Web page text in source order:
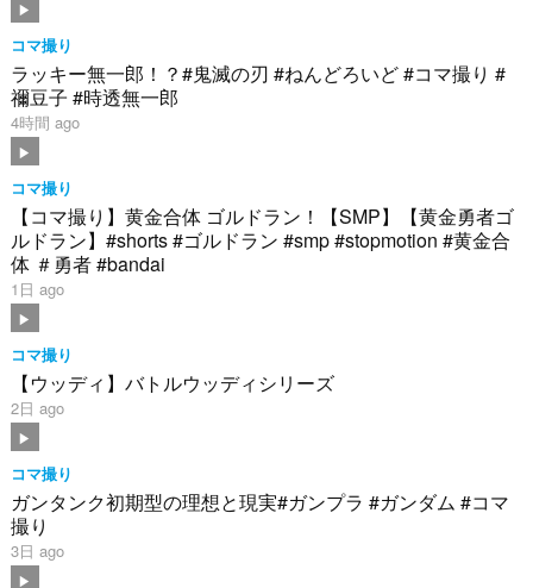
コマ撮り
ラッキー無一郎！？#鬼滅の刃 #ねんどろいど #コマ撮り #
禰豆子 #時透無一郎
4時間 ago
コマ撮り
【コマ撮り】黄金合体 ゴルドラン！【SMP】【黄金勇者ゴ
ルドラン】#shorts #ゴルドラン #smp #stopmotion #黄金合
体 ＃勇者 #bandai
1日 ago
コマ撮り
【ウッディ】バトルウッディシリーズ
2日 ago
コマ撮り
ガンタンク初期型の理想と現実#ガンプラ #ガンダム #コマ
撮り
3日 ago